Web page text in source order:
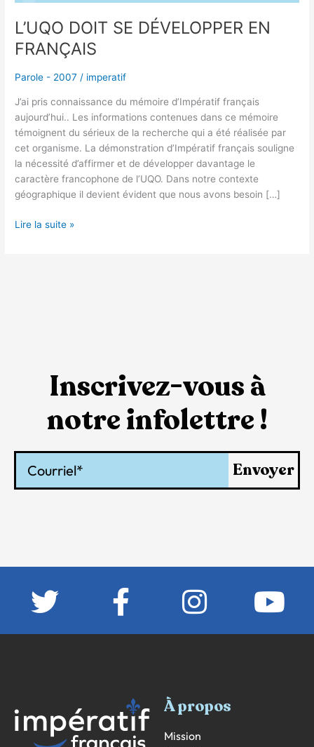
L’UQO DOIT SE DÉVELOPPER EN
FRANÇAIS
Parole - 2007 / imperatif
J’ai pris connaissance du mémoire d’Impératif français
aujourd’hui.. Les informations contenues dans ce mémoire
témoignent du sérieux de la recherche qui a été réalisée par
cet organisme. La démonstration d’Impératif français souligne
la nécessité d’affirmer et de développer davantage le
caractère francophone de l’UQO. Dans notre contexte
géographique il devient évident que nous avons besoin […]
Lire la suite »
Inscrivez-vous à
notre infolettre !
Envoyer
À propos
Mission